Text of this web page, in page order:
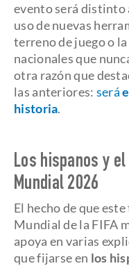
evento será distinto
uso de nuevas
terreno de juego o
nacionales que
otra razón que
las anteriores: será
historia.
Los hispanos y
Mundial 2026
El hecho de que
Mundial de la FIFA
apoya en varias
que fijarse en los